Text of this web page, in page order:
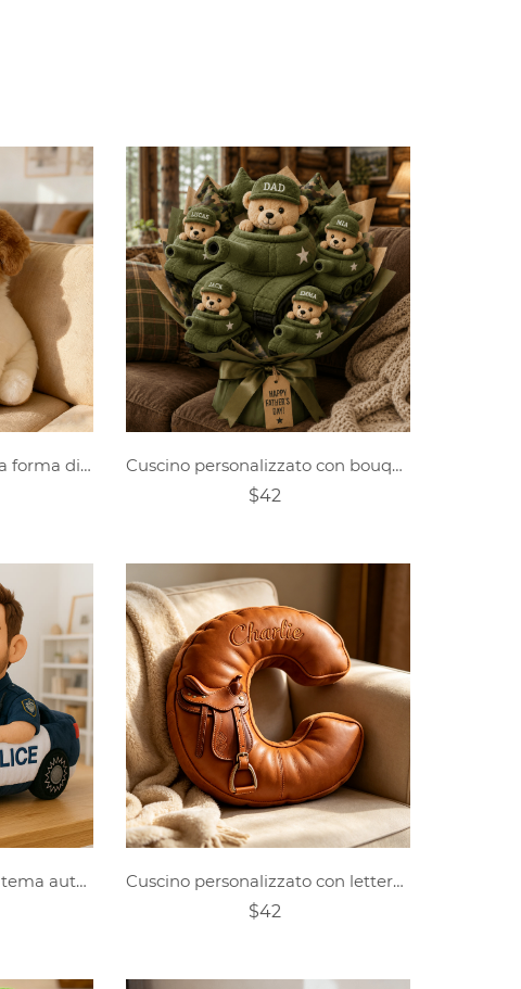
Cuscino personalizzato a forma di foto di animali domestici
Cuscino personalizzato con bouquet a tema orsacchiotto per la festa del papà
$42
Cuscini personalizzati a tema auto della polizia
Cuscino personalizzato con lettera "Sella" e nome
$42